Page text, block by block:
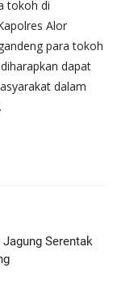
tokoh di
Alor
para tokoh
dapat
dalam
Serentak